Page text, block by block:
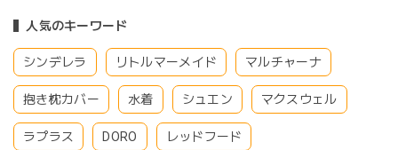
人気のキーワード
シンデレラ リトルマーメイド マルチャーナ
抱き枕カバー 水着 シュエン マクスウェル
ラプラス DORO レッドフード